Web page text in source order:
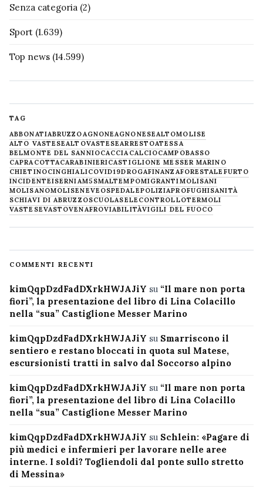
Senza categoria (2)
Sport (1.639)
Top news (14.599)
TAG
ABBONATIABRUZZOAGNONEAGNONESEALTOMOLISE
ALTO VASTESEALTOVASTESEARRESTOATESSA
BELMONTE DEL SANNIOCACCIACALCIOCAMPOBASSO
CAPRACOTTACARABINIERICASTIGLIONE MESSER MARINO
CHIETINOCINGHIALICOVID19DROGAFINANZAFORESTALE FURTO
INCIDENTEISERNIAM5SMALTEMPOMIGRANTIMOLISANI
MOLISANOMOLISENEVE OSPEDALEPOLIZIAPROFUGHISANITÀ
SCHIAVI DI ABRUZZOSCUOLASELECONTROLLOTERMOLI
VASTESEVASTOVENAFROVIABILITÀVIGILI DEL FUOCO
COMMENTI RECENTI
kimQqpDzdFadDXrkHWJAJiY su “Il mare non porta
fiori”, la presentazione del libro di Lina Colacillo
nella “sua” Castiglione Messer Marino
kimQqpDzdFadDXrkHWJAJiY su Smarriscono il
sentiero e restano bloccati in quota sul Matese,
escursionisti tratti in salvo dal Soccorso alpino
kimQqpDzdFadDXrkHWJAJiY su “Il mare non porta
fiori”, la presentazione del libro di Lina Colacillo
nella “sua” Castiglione Messer Marino
kimQqpDzdFadDXrkHWJAJiY su Schlein: «Pagare di
più medici e infermieri per lavorare nelle aree
interne. I soldi? Togliendoli dal ponte sullo stretto
di Messina»